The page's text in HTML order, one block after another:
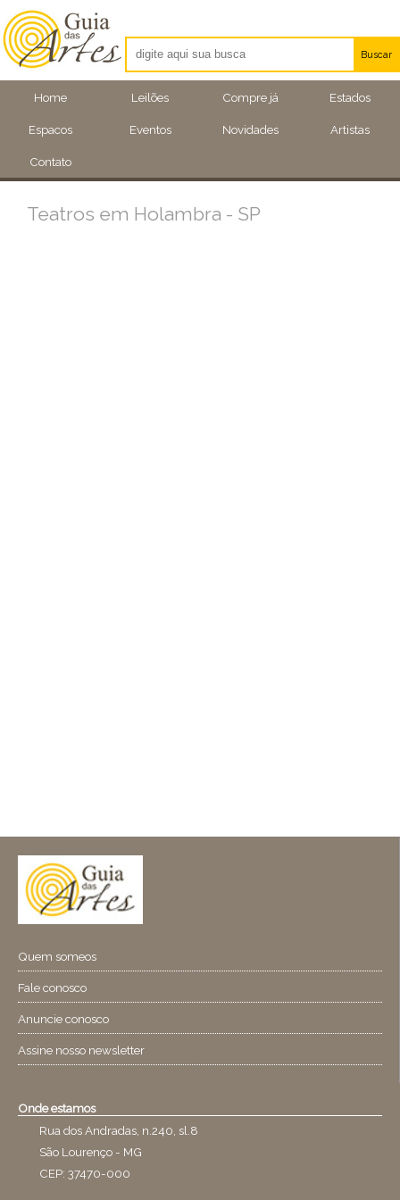
Home Leilões Compre já Estados
Espacos Eventos Novidades Artistas
Contato
Buscar
Artistas
Eventos
Teatros em Holambra - SP
Quem someos
Fale conosco
Anuncie conosco
Assine nosso newsletter
Onde estamos
Rua dos Andradas, n.240, sl.8
São Lourenço - MG
CEP: 37470-000